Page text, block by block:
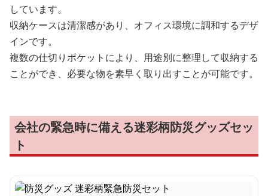
しています。
収納ケースは清潔感があり、オフィス環境に調和するデザ
インです。
複数の仕切りポケットにより、用途別に整理して収納する
ことができ、必要な物を素早く取り出すことが可能です。
会社の緊急時に備える迷彩柄防災グッズセッ
ト